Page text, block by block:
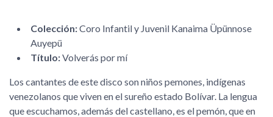
Colección:Coro Infantil y Juvenil Kanaima Üpünnose
Auyepü
Título:Volverás por mí
Los cantantes de este disco son niños pemones, indígenas
venezolanos que viven en el sureño estado Bolívar. La lengua
que escuchamos, además del castellano, es el pemón, que en